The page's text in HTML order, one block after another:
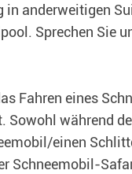
in anderweitigen
Sprechen Sie
Fahren eines
Sowohl während
einen
Schneemobil-